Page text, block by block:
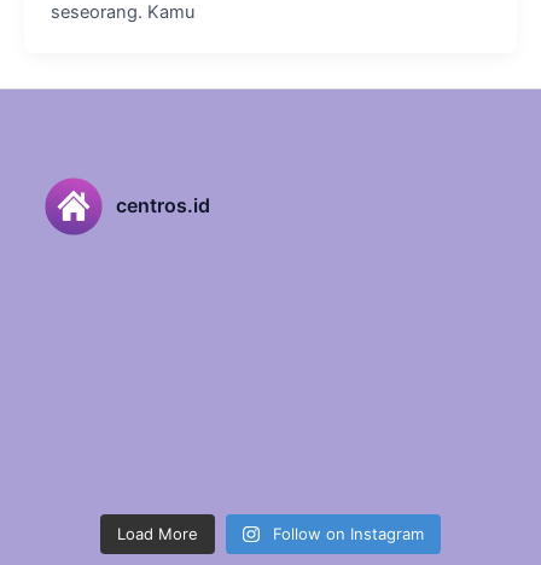
seseorang. Kamu
centros.id
Load More Follow on Instagram